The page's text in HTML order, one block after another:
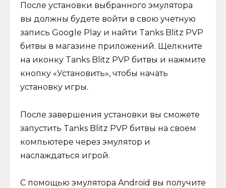
После установки выбранного эмулятора
вы должны будете войти в свою учетную
запись Google Play и найти Tanks Blitz PVP
битвы в магазине приложений. Щелкните
на иконку Tanks Blitz PVP битвы и нажмите
кнопку «Установить», чтобы начать
установку игры.
После завершения установки вы сможете
запустить Tanks Blitz PVP битвы на своем
компьютере через эмулятор и
наслаждаться игрой.
С помощью эмулятора Android вы получите